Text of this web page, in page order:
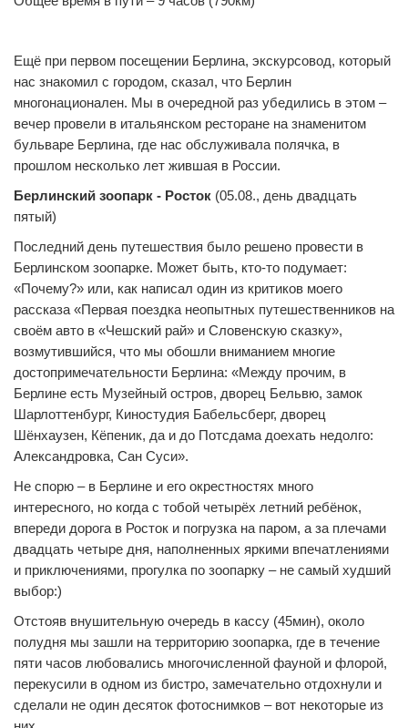
Ещё при первом посещении Берлина, экскурсовод, который
нас знакомил с городом, сказал, что Берлин
многонационален. Мы в очередной раз убедились в этом –
вечер провели в итальянском ресторане на знаменитом
бульваре Берлина, где нас обслуживала полячка, в
прошлом несколько лет жившая в России.
Берлинский зоопарк - Росток (05.08., день двадцать
пятый)
Последний день путешествия было решено провести в
Берлинском зоопарке. Может быть, кто-то подумает:
«Почему?» или, как написал один из критиков моего
рассказа «Первая поездка неопытных путешественников на
своём авто в «Чешский рай» и Словенскую сказку»,
возмутившийся, что мы обошли вниманием многие
достопримечательности Берлина: «Между прочим, в
Берлине есть Музейный остров, дворец Бельвю, замок
Шарлоттенбург, Киностудия Бабельсберг, дворец
Шёнхаузен, Кёпеник, да и до Потсдама доехать недолго:
Александровка, Сан Суси».
Не спорю – в Берлине и его окрестностях много
интересного, но когда с тобой четырёх летний ребёнок,
впереди дорога в Росток и погрузка на паром, а за плечами
двадцать четыре дня, наполненных яркими впечатлениями
и приключениями, прогулка по зоопарку – не самый худший
выбор:)
Отстояв внушительную очередь в кассу (45мин), около
полудня мы зашли на территорию зоопарка, где в течение
пяти часов любовались многочисленной фауной и флорой,
перекусили в одном из бистро, замечательно отдохнули и
сделали не один десяток фотоснимков – вот некоторые из